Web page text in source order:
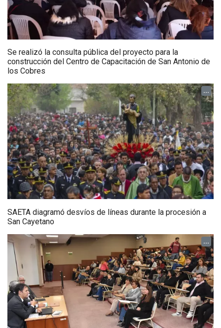
Se realizó la consulta pública del proyecto para la
construcción del Centro de Capacitación de San Antonio de
los Cobres
...
SAETA diagramó desvíos de líneas durante la procesión a
San Cayetano
...